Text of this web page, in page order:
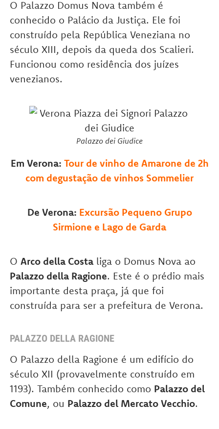
O Palazzo Domus Nova também é
conhecido o Palácio da Justiça. Ele foi
construído pela República Veneziana no
século XIII, depois da queda dos Scalieri.
Funcionou como residência dos juízes
venezianos.
Palazzo dei Giudice
Em Verona: Tour de vinho de Amarone de 2h
com degustação de vinhos Sommelier
De Verona: Excursão Pequeno Grupo
Sirmione e Lago de Garda
O Arco della Costa liga o Domus Nova ao
Palazzo della Ragione. Este é o prédio mais
importante desta praça, já que foi
construída para ser a prefeitura de Verona.
PALAZZO DELLA RAGIONE
O Palazzo della Ragione é um edifício do
século XII (provavelmente construído em
1193). Também conhecido como Palazzo del
Comune, ou Palazzo del Mercato Vecchio.